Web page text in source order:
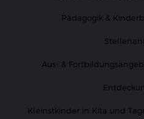
Pädagogik &
Aus- &
Kleinstkinder in Kita und